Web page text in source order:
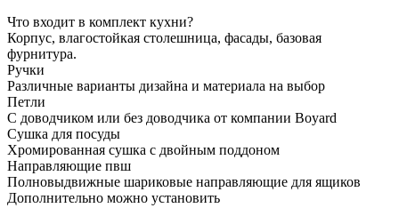
Что входит в комплект кухни?
Корпус, влагостойкая столешница, фасады, базовая
фурнитура.
Ручки
Различные варианты дизайна и материала на выбор
Петли
С доводчиком или без доводчика от компании Boyard
Сушка для посуды
Хромированная сушка с двойным поддоном
Направляющие пвш
Полновыдвижные шариковые направляющие для ящиков
Дополнительно можно установить